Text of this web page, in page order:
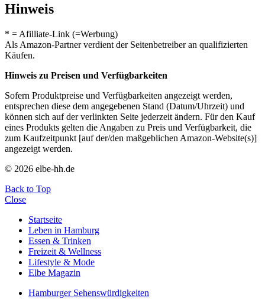
Hinweis
* = Afilliate-Link (=Werbung)
Als Amazon-Partner verdient der Seitenbetreiber an qualifizierten
Käufen.
Hinweis zu Preisen und Verfügbarkeiten
Sofern Produktpreise und Verfügbarkeiten angezeigt werden,
entsprechen diese dem angegebenen Stand (Datum/Uhrzeit) und
können sich auf der verlinkten Seite jederzeit ändern. Für den Kauf
eines Produkts gelten die Angaben zu Preis und Verfügbarkeit, die
zum Kaufzeitpunkt [auf der/den maßgeblichen Amazon-Website(s)]
angezeigt werden.
© 2026 elbe-hh.de
Back to Top
Close
Startseite
Leben in Hamburg
Essen & Trinken
Freizeit & Wellness
Lifestyle & Mode
Elbe Magazin
Hamburger Sehenswürdigkeiten